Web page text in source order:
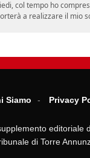
col tempo ho
a realizzare il mio
Siamo Privacy
editoriale
di Torre